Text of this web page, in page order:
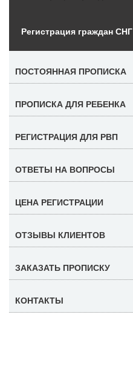
Регистрация граждан СНГ
ПОСТОЯННАЯ ПРОПИСКА
ПРОПИСКА ДЛЯ РЕБЕНКА
РЕГИСТРАЦИЯ ДЛЯ РВП
ОТВЕТЫ НА ВОПРОСЫ
ЦЕНА РЕГИСТРАЦИИ
ОТЗЫВЫ КЛИЕНТОВ
ЗАКАЗАТЬ ПРОПИСКУ
КОНТАКТЫ